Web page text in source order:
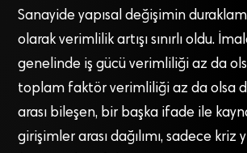
Sanayide yapısal değişimin
olarak verimlilik artışı sınırlı oldu.
genelinde iş gücü verimliliği az da
toplam faktör verimliliği az da olsa
arası bileşen, bir başka ifade ile
girişimler arası dağılımı, sadece kriz